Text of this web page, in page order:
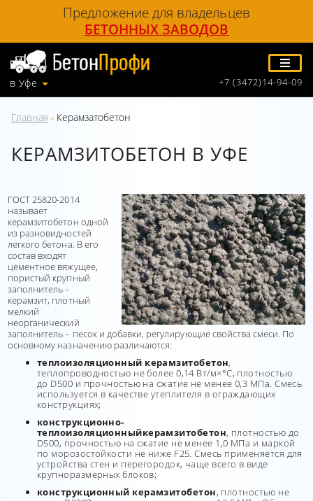
Предложение для владельцев
БЕТОННЫХ ЗАВОДОВ
в Уфе +7 (3472)14-94-09
Главная » Керамзатобетон
КЕРАМЗИТОБЕТОН В УФЕ
ГОСТ 25820-2014
называет
керамзитобетон одной
из разновидностей
легкого бетона. В его
состав входят
цементное вяжущее,
пористый крупный
заполнитель –
керамзит, плотный
мелкий
неорганический
заполнитель – песок и добавки, регулирующие свойства смеси. По
основному назначению различаются:
теплоизоляционный керамзитобетон,
теплопроводностью не более 0,14 Вт/м×°С, плотностью
до D500 и прочностью на сжатие не менее 0,3 МПа. Смесь
используется в качестве утеплителя в ограждающих
конструкциях;
конструкционно-
теплоизоляционныйкерамзитобетон, плотностью до
D500, прочностью на сжатие не менее 1,0 МПа и маркой
по морозостойкости не ниже F25. Смесь применяется для
устройства стен и перегородок, чаще всего в виде
крупноразмерных блоков;
конструкционный керамзитобетон, плотностью не